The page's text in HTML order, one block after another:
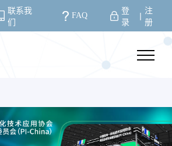
联系我
们
FAQ
登
录
注
册